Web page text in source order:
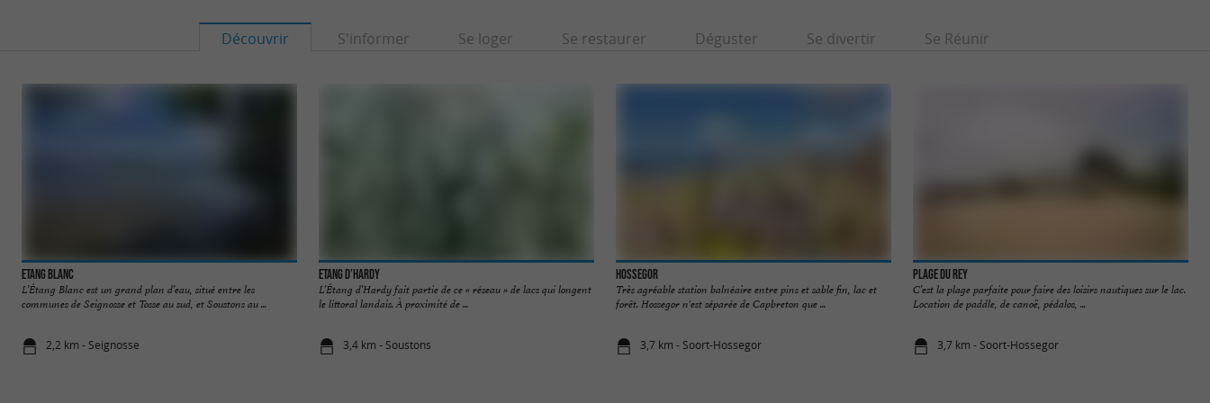
Découvrir S'informer Se loger Se restaurer Déguster Se divertir Se Réunir
Etang Blanc
L’Étang Blanc est un grand plan d’eau, situé entre les
communes de Seignosse et Tosse au sud, et Soustons au ...
2,2 km - Seignosse
Etang d’Hardy
L’Étang d’Hardy fait partie de ce « réseau » de lacs qui longent
le littoral landais. À proximité de ...
3,4 km - Soustons
Hossegor
Très agréable station balnéaire entre pins et sable fin, lac et
forêt. Hossegor n'est séparée de Capbreton que ...
3,7 km - Soort-Hossegor
Plage du Rey
C’est la plage parfaite pour faire des loisirs nautiques sur le lac.
Location de paddle, de canoë, pédalos, ...
3,7 km - Soort-Hossegor